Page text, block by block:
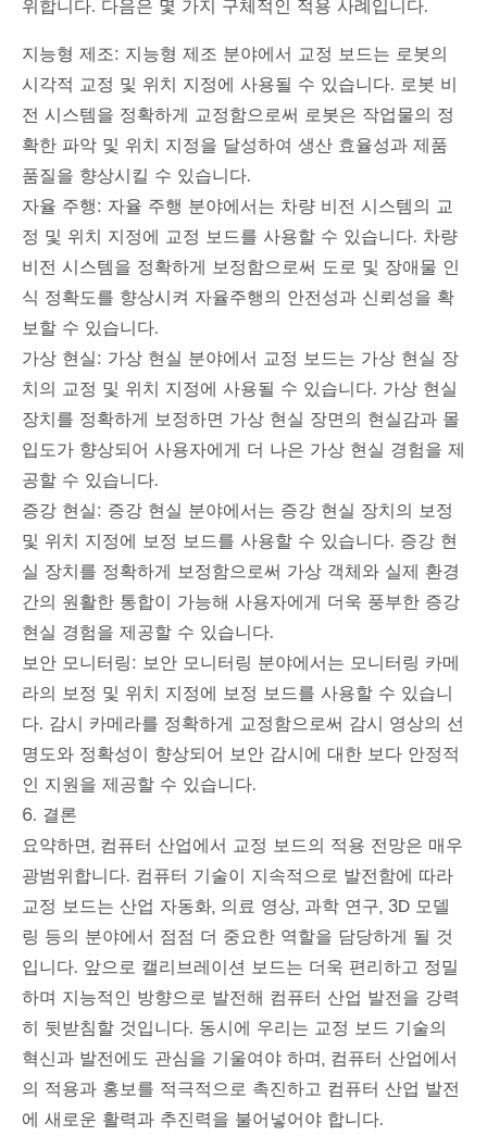
위합니다. 다음은 몇 가지 구체적인 적용 사례입니다.
지능형 제조: 지능형 제조 분야에서 교정 보드는 로봇의
시각적 교정 및 위치 지정에 사용될 수 있습니다. 로봇 비
전 시스템을 정확하게 교정함으로써 로봇은 작업물의 정
확한 파악 및 위치 지정을 달성하여 생산 효율성과 제품
품질을 향상시킬 수 있습니다.
자율 주행: 자율 주행 분야에서는 차량 비전 시스템의 교
정 및 위치 지정에 교정 보드를 사용할 수 있습니다. 차량
비전 시스템을 정확하게 보정함으로써 도로 및 장애물 인
식 정확도를 향상시켜 자율주행의 안전성과 신뢰성을 확
보할 수 있습니다.
가상 현실: 가상 현실 분야에서 교정 보드는 가상 현실 장
치의 교정 및 위치 지정에 사용될 수 있습니다. 가상 현실
장치를 정확하게 보정하면 가상 현실 장면의 현실감과 몰
입도가 향상되어 사용자에게 더 나은 가상 현실 경험을 제
공할 수 있습니다.
증강 현실: 증강 현실 분야에서는 증강 현실 장치의 보정
및 위치 지정에 보정 보드를 사용할 수 있습니다. 증강 현
실 장치를 정확하게 보정함으로써 가상 객체와 실제 환경
간의 원활한 통합이 가능해 사용자에게 더욱 풍부한 증강
현실 경험을 제공할 수 있습니다.
보안 모니터링: 보안 모니터링 분야에서는 모니터링 카메
라의 보정 및 위치 지정에 보정 보드를 사용할 수 있습니
다. 감시 카메라를 정확하게 교정함으로써 감시 영상의 선
명도와 정확성이 향상되어 보안 감시에 대한 보다 안정적
인 지원을 제공할 수 있습니다.
6. 결론
요약하면, 컴퓨터 산업에서 교정 보드의 적용 전망은 매우
광범위합니다. 컴퓨터 기술이 지속적으로 발전함에 따라
교정 보드는 산업 자동화, 의료 영상, 과학 연구, 3D 모델
링 등의 분야에서 점점 더 중요한 역할을 담당하게 될 것
입니다. 앞으로 캘리브레이션 보드는 더욱 편리하고 정밀
하며 지능적인 방향으로 발전해 컴퓨터 산업 발전을 강력
히 뒷받침할 것입니다. 동시에 우리는 교정 보드 기술의
혁신과 발전에도 관심을 기울여야 하며, 컴퓨터 산업에서
의 적용과 홍보를 적극적으로 촉진하고 컴퓨터 산업 발전
에 새로운 활력과 추진력을 불어넣어야 합니다.